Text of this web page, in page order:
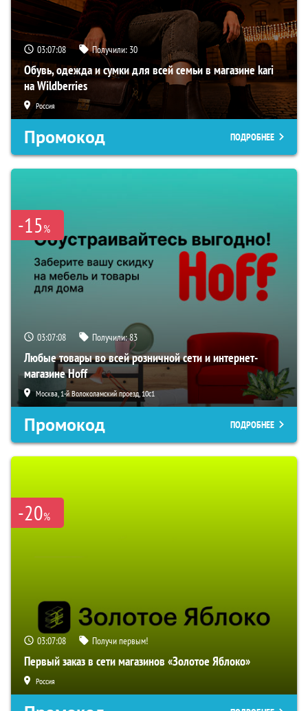
03:07:07 Получили: 30
Обувь, одежда и сумки для всей семьи в магазине kari
на Wildberries
Россия
Промокод ПОДРОБНЕЕ
-15%
03:07:07 Получили:83
Любые товары во всей розничной сети и интернет-
магазине Hoff
Москва, 1-й Волоколамский проезд, 10с1
Промокод ПОДРОБНЕЕ
-20%
03:07:07 Получи первым!
Первый заказ в сети магазинов «Золотое Яблоко»
Россия